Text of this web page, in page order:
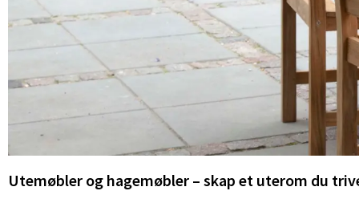
Utemøbler og hagemøbler – skap et uterom du